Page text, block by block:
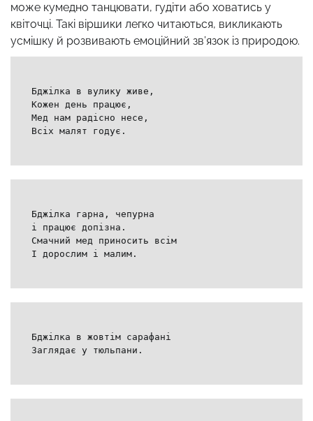
може кумедно танцювати, гудіти або ховатись у
квіточці. Такі віршики легко читаються, викликають
усмішку й розвивають емоційний зв’язок із природою.
Бджілка в вулику живе,
Кожен день працює,
Мед нам радісно несе,
Всіх малят годує.
Бджілка гарна, чепурна
і працює допізна.
Смачний мед приносить всім
І дорослим і малим.
Бджілка в жовтім сарафані
Заглядає у тюльпани.